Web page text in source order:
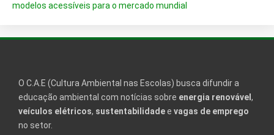
modelos acessíveis para o mercado mundial
O C.A.E (Cultura Ambiental nas Escolas) busca difundir a
educação ambiental com notícias sobre energia renovável ,
veículos elétricos, sustentabilidadee vagas de emprego
no setor.